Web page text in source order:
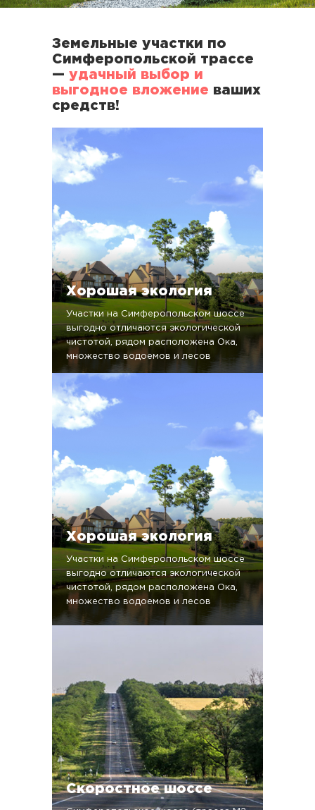
Земельные участки по
Симферопольской трассе
— удачный выбор и
выгодное вложение ваших
средств!
Хорошая экология
Участки на Симферопольском шоссе
выгодно отличаются экологической
чистотой, рядом расположена Ока,
множество водоемов и лесов
Хорошая экология
Участки на Симферопольском шоссе
выгодно отличаются экологической
чистотой, рядом расположена Ока,
множество водоемов и лесов
Скоростное шоссе